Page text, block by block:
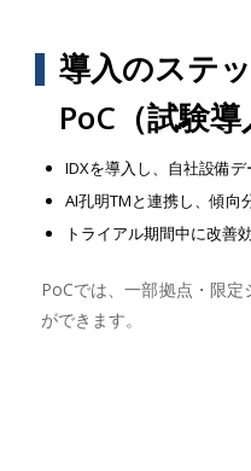
導入のステ
PoC（試験
IDXを導入し、自社設備
AI孔明TMと連携し、傾向
トライアル期間中に改善
PoCでは、一部拠点・限
ができます。